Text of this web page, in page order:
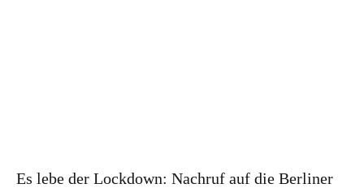
Es lebe der Lockdown: Nachruf auf die Berliner